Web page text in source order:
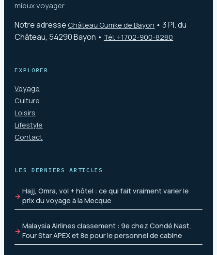
mieux voyager.
Notre adresse Château Gumke de Bayon •3 Pl. du
Château, 54290 Bayon • Tél. +1702-900-8280
EXPLORER
Voyage
Culture
Loisirs
Lifestyle
Contact
LES DERNIERS ARTICLES
Hajj, Omra, vol + hôtel : ce qui fait vraiment varier le
prix du voyage à la Mecque
Malaysia Airlines classement : 9e chez Condé Nast,
Four Star APEX et 8e pour le personnel de cabine